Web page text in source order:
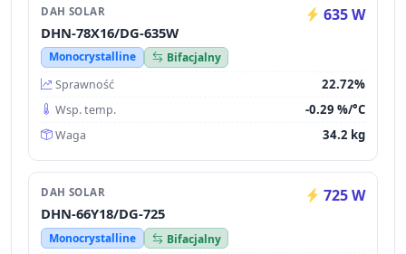
DAH SOLAR 635 W
DHN-78X16/DG-635W
Monocrystalline
Bifacjalny
Sprawność
22.72%
Wsp. temp. -0.29 %/°C
Waga 34.2 kg
DAH SOLAR 725 W
DHN-66Y18/DG-725
Monocrystalline
Bifacjalny